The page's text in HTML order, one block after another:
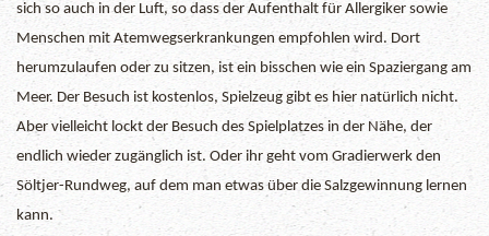
sich so auch in der Luft, so dass der Aufenthalt für Allergiker sowie
Menschen mit Atemwegserkrankungen empfohlen wird. Dort
herumzulaufen oder zu sitzen, ist ein bisschen wie ein Spaziergang am
Meer. Der Besuch ist kostenlos, Spielzeug gibt es hier natürlich nicht.
Aber vielleicht lockt der Besuch des Spielplatzes in der Nähe, der
endlich wieder zugänglich ist. Oder ihr geht vom Gradierwerk den
Söltjer-Rundweg, auf dem man etwas über die Salzgewinnung lernen
kann.